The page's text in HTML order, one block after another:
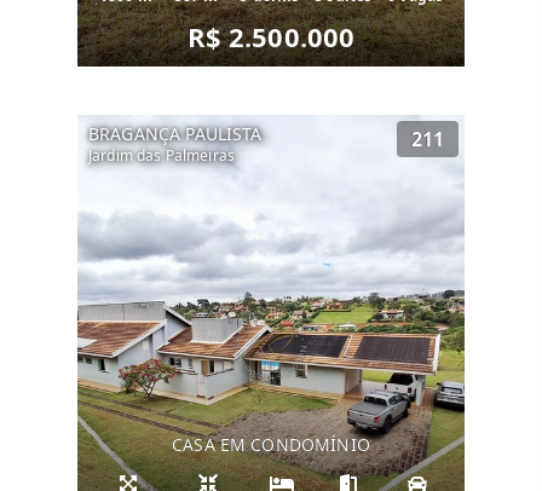
R$ 2.500.000
BRAGANÇA PAULISTA
Jardim das Palmeiras
211
CASA EM CONDOMÍNIO